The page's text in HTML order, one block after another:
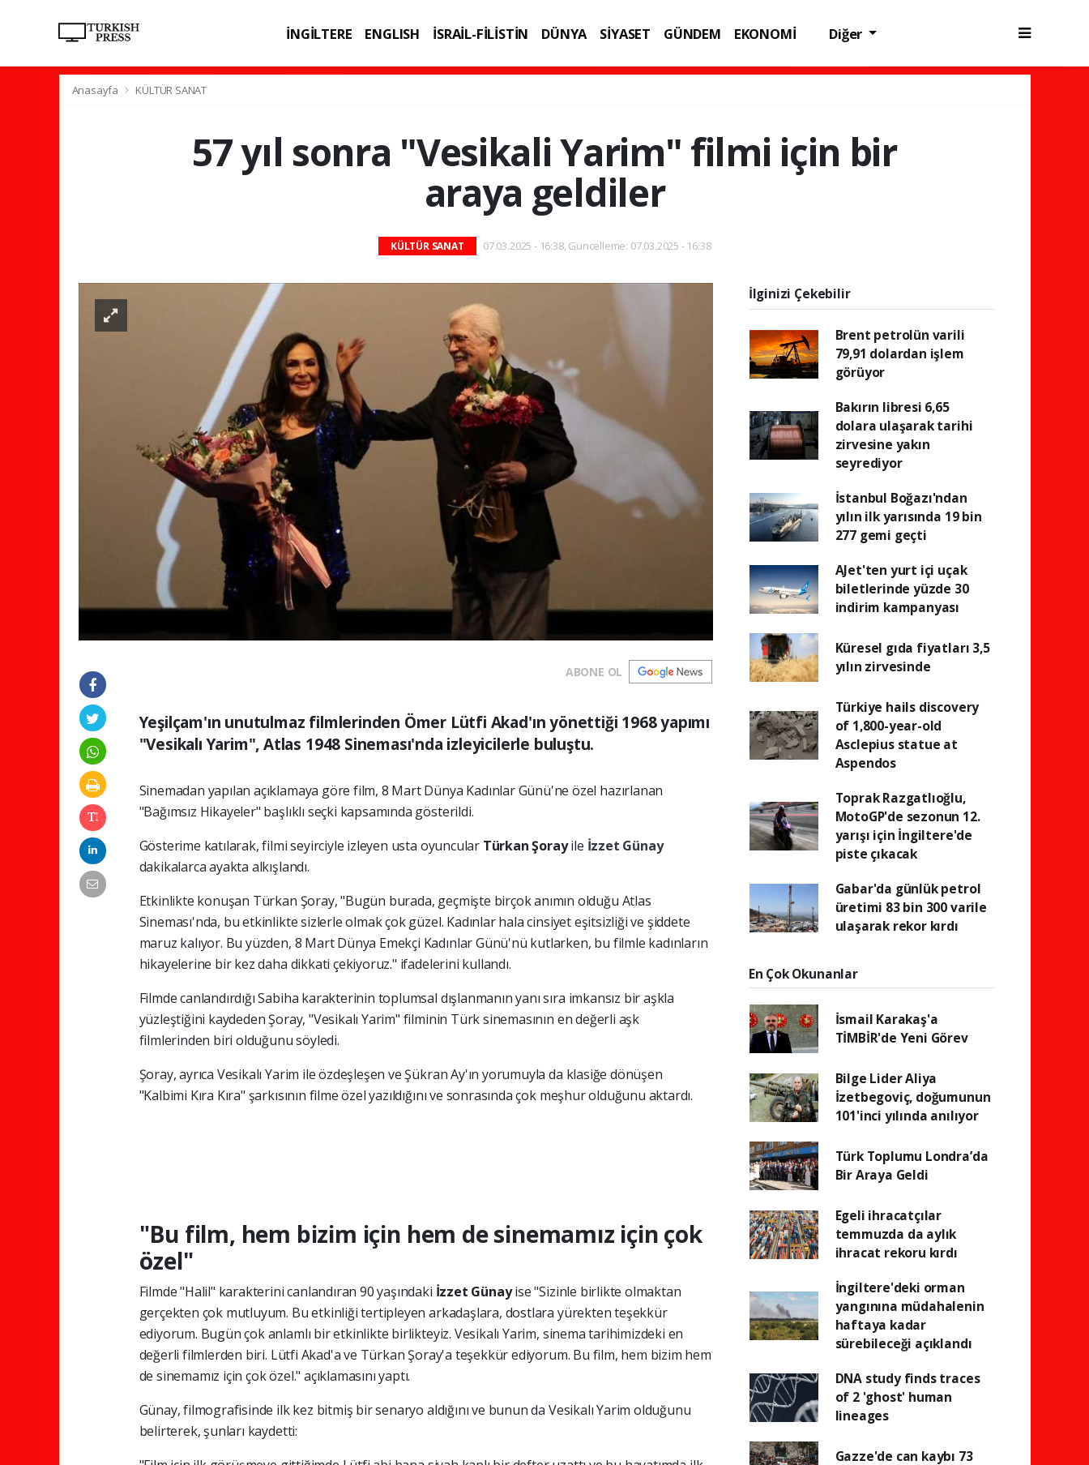
İNGİLTERE ENGLISH İSRAİL-FİLİSTİN DÜNYA SİYASET GÜNDEM
EKONOMİ
Diğer
Anasayfa KÜLTÜR SANAT
57 yıl sonra "Vesikali Yarim" filmi için bir
araya geldiler
KÜLTÜR SANAT 07.03.2025 - 16:38, Güncelleme: 07.03.2025 - 16:38
ABONE OL
Yeşilçam'ın unutulmaz filmlerinden Ömer Lütfi Akad'ın yönettiği 1968 yapımı
"Vesikalı Yarim", Atlas 1948 Sineması'nda izleyicilerle buluştu.
Sinemadan yapılan açıklamaya göre film, 8 Mart Dünya Kadınlar Günü'ne özel hazırlanan
"Bağımsız Hikayeler" başlıklı seçki kapsamında gösterildi.
Gösterime katılarak, filmi seyirciyle izleyen usta oyuncular Türkan Şorayile İzzet Günay
dakikalarca ayakta alkışlandı.
Etkinlikte konuşan Türkan Şoray, "Bugün burada, geçmişte birçok anımın olduğu Atlas
Sineması'nda, bu etkinlikte sizlerle olmak çok güzel. Kadınlar hala cinsiyet eşitsizliği ve şiddete
maruz kalıyor. Bu yüzden, 8 Mart Dünya Emekçi Kadınlar Günü'nü kutlarken, bu filmle kadınların
hikayelerine bir kez daha dikkati çekiyoruz." ifadelerini kullandı.
Filmde canlandırdığı Sabiha karakterinin toplumsal dışlanmanın yanı sıra imkansız bir aşkla
yüzleştiğini kaydeden Şoray, "Vesikalı Yarim" filminin Türk sinemasının en değerli aşk
filmlerinden biri olduğunu söyledi.
Şoray, ayrıca Vesikalı Yarim ile özdeşleşen ve Şükran Ay'ın yorumuyla da klasiğe dönüşen
"Kalbimi Kıra Kıra" şarkısının filme özel yazıldığını ve sonrasında çok meşhur olduğunu aktardı.
"Bu film, hem bizim için hem de sinemamız için çok
özel"
Filmde "Halil" karakterini canlandıran 90 yaşındaki İzzet Günayise "Sizinle birlikte olmaktan
gerçekten çok mutluyum. Bu etkinliği tertipleyen arkadaşlara, dostlara yürekten teşekkür
ediyorum. Bugün çok anlamlı bir etkinlikte birlikteyiz. Vesikalı Yarim, sinema tarihimizdeki en
değerli filmlerden biri. Lütfi Akad'a ve Türkan Şoray'a teşekkür ediyorum. Bu film, hem bizim hem
de sinemamız için çok özel." açıklamasını yaptı.
Günay, filmografisinde ilk kez bitmiş bir senaryo aldığını ve bunun da Vesikalı Yarim olduğunu
belirterek, şunları kaydetti:
İlginizi Çekebilir
Brent petrolün varili
79,91 dolardan işlem
görüyor
Bakırın libresi 6,65
dolara ulaşarak tarihi
zirvesine yakın
seyrediyor
İstanbul Boğazı'ndan
yılın ilk yarısında 19 bin
277 gemi geçti
AJet'ten yurt içi uçak
biletlerinde yüzde 30
indirim kampanyası
Küresel gıda fiyatları 3,5
yılın zirvesinde
Türkiye hails discovery
of 1,800-year-old
Asclepius statue at
Aspendos
Toprak Razgatlıoğlu,
MotoGP'de sezonun 12.
yarışı için İngiltere'de
piste çıkacak
Gabar'da günlük petrol
üretimi 83 bin 300 varile
ulaşarak rekor kırdı
En Çok Okunanlar
İsmail Karakaş'a
TİMBİR'de Yeni Görev
Bilge Lider Aliya
İzetbegoviç, doğumunun
101'inci yılında anılıyor
Türk Toplumu Londra’da
Bir Araya Geldi
Egeli ihracatçılar
temmuzda da aylık
ihracat rekoru kırdı
İngiltere'deki orman
yangınına müdahalenin
haftaya kadar
sürebileceği açıklandı
DNA study finds traces
of 2 'ghost' human
lineages
Gazze'de can kaybı 73